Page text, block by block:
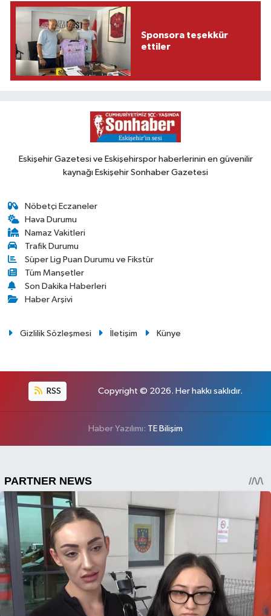
Sponsora teşekkür
ettiler
Eskişehir Gazetesi ve Eskişehirspor haberlerinin en güvenilir
kaynağı Eskişehir Sonhaber Gazetesi
Nöbetçi Eczaneler
Hava Durumu
Namaz Vakitleri
Trafik Durumu
Süper Lig Puan Durumu ve Fikstür
Tüm Manşetler
Son Dakika Haberleri
Haber Arşivi
Gizlilik Sözleşmesi İletişim Künye
RSS Copyright © 2026. Her hakkı saklıdır.
Haber Yazılımı: TE Bilişim